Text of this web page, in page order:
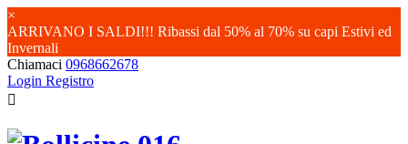
×
ARRIVANO I SALDI!!! Ribassi dal 50% al 70% su capi Estivi ed
Invernali
Chiamaci 0968662678
Login Registro
